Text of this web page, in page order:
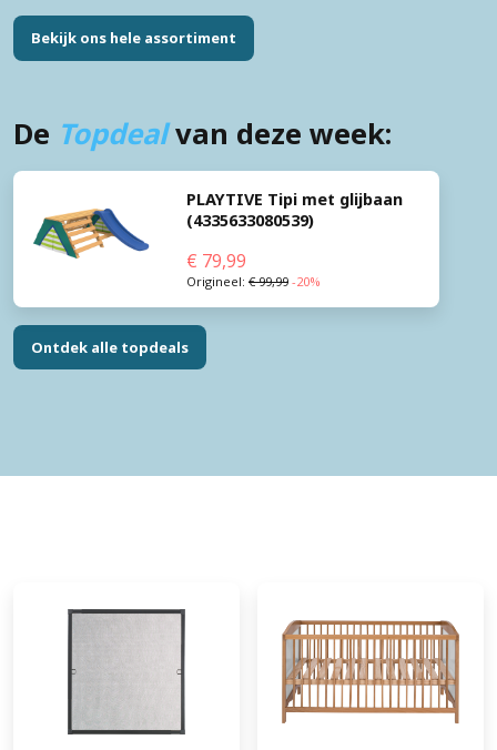
Bekijk ons hele assortiment
De Topdealvan deze week:
PLAYTIVE Tipi met glijbaan
(4335633080539)
€ 79,99
Origineel:€99,99 -20%
Ontdek alle topdeals